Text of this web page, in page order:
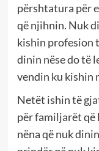
përshtatura për
që njihnin. Nuk
kishin profesion
dinin nëse do të
vendin ku kishin
Netët ishin të
për familjarët që
nëna që nuk